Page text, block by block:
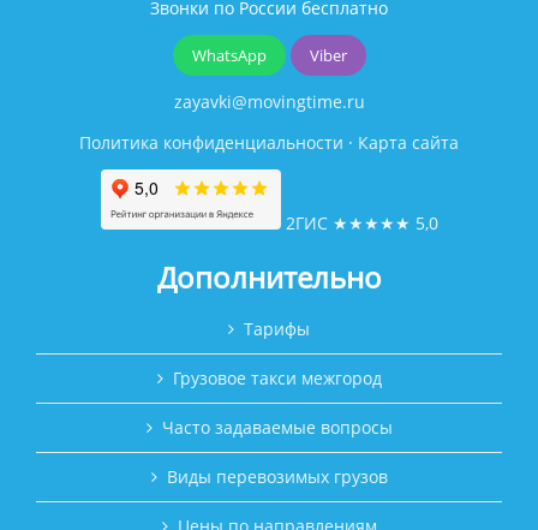
Звонки по России бесплатно
WhatsApp Viber
zayavki@movingtime.ru
Политика конфиденциальности · Карта сайта
2ГИС ★★★★★ 5,0
Дополнительно
Тарифы
Грузовое такси межгород
Часто задаваемые вопросы
Виды перевозимых грузов